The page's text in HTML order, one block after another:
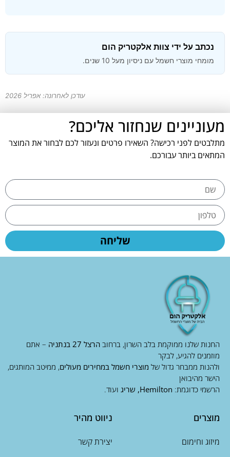
נכתב על ידי צוות אלקטריק הום
מומחי מוצרי חשמל עם ניסיון מעל 10 שנים.
עודכן לאחרונה: אפריל 2026
מעוניינים שנחזור אליכם?
מתלבטים לפני רכישה? השאירו פרטים ונעזור לכם לבחור את המוצר
המתאים ביותר עבורכם.
שליחה
החנות שלנו ממוקמת בלב השרון, ברחוב הרצל 27 בנתניה
– אתם
מוזמנים להגיע, לבקר
ולהנות ממבחר גדול של מוצרי חשמל במחירים מעולים, ממיטב המותגים,
הישר מהיבואן
הרשמי כדוגמת: Hemilton, שריג ועוד.
מוצרים
מיזוג וחימום
ניווט מהיר
יצירת קשר